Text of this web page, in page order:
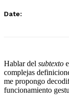
Date:
Hablar del subtexto
complejas
me propongo
funcionamiento